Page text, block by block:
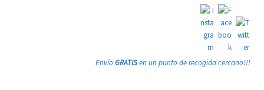
EnvíoGRATISen un punto de recogida cercano!!!